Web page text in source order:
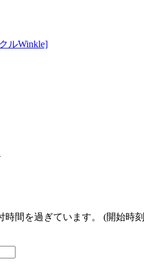
時間を過ぎています。 (開始時